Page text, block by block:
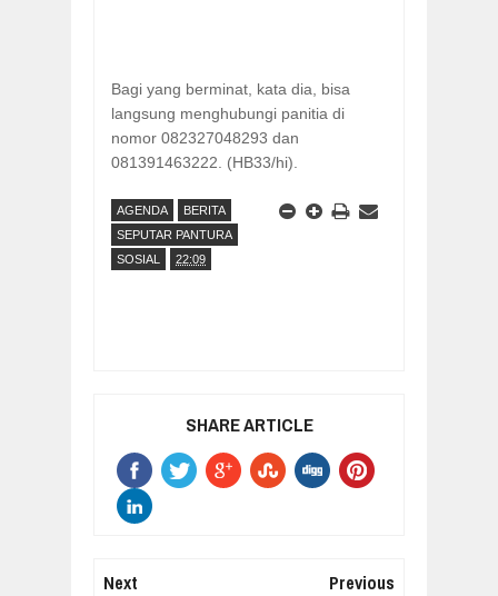
Bagi yang berminat, kata dia, bisa
langsung menghubungi panitia di
nomor 082327048293 dan
081391463222. (HB33/hi).
AGENDA
BERITA
SEPUTAR PANTURA
SOSIAL
22:09
SHARE ARTICLE
Next Previous